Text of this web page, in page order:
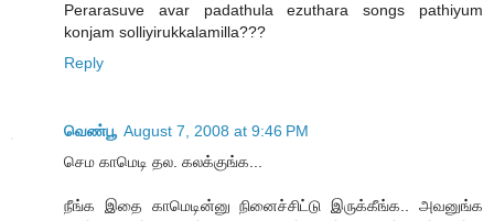
Perarasuve avar padathula ezuthara songs pathiyum
konjam solliyirukkalamilla???
Reply
வெண்பூ August 7, 2008 at 9:46 PM
செம காமெடி தல. கலக்குங்க...
நீங்க இதை காமெடின்னு நினைச்சிட்டு இருக்கீங்க.. அவனுங்க